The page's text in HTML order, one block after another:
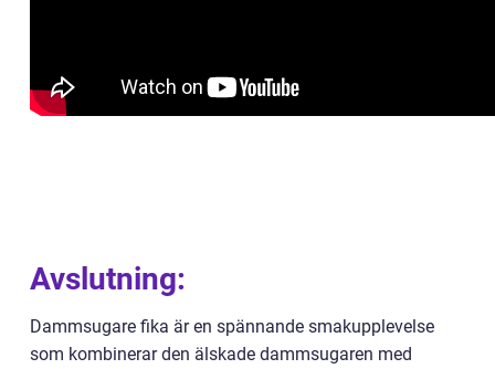
Avslutning:
Dammsugare fika är en spännande smakupplevelse
som kombinerar den älskade dammsugaren med